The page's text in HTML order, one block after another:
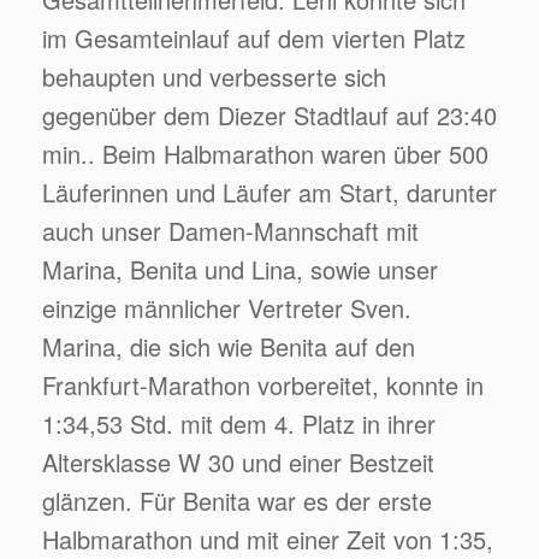
im Gesamteinlauf auf dem vierten Platz
behaupten und verbesserte sich
gegenüber dem Diezer Stadtlauf auf 23:40
min.. Beim Halbmarathon waren über 500
Läuferinnen und Läufer am Start, darunter
auch unser Damen-Mannschaft mit
Marina, Benita und Lina, sowie unser
einzige männlicher Vertreter Sven.
Marina, die sich wie Benita auf den
Frankfurt-Marathon vorbereitet, konnte in
1:34,53 Std. mit dem 4. Platz in ihrer
Altersklasse W 30 und einer Bestzeit
glänzen. Für Benita war es der erste
Halbmarathon und mit einer Zeit von 1:35,